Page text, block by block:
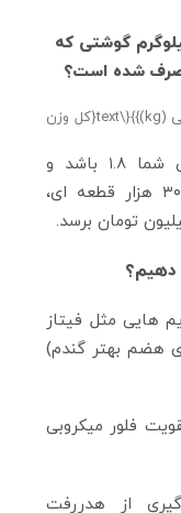
گوشتی که
شده است؟
$$\text{FCR} = \frac{\text{کل خوراک مصرفی (kg)}}{\text{کل وزن
اگر ضریب تبدیل مرغداری شما ۱.۸ باشد و
مرغداری رقیب ۱.۶، در یک گله ۳۰ هزار قطعه‌ ای،
تومان برسد.
هایی مثل فیتاز
هضم بهتر گندم)
فلور میکروبی
از هدررفت